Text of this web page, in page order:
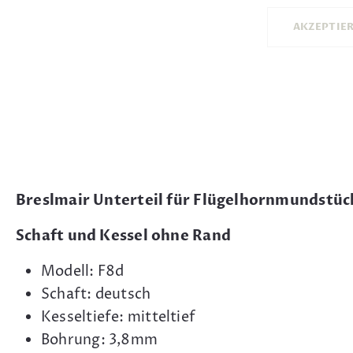
Breslmair Unterteil für
Schaft und Kessel ohne Rand
Modell: F8d
Schaft: deutsch
Kesseltiefe: mitteltief
Bohrung: 3,8mm